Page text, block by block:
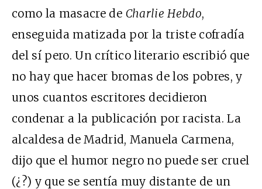
como la masacre de Charlie Hebdo,
enseguida matizada por la triste cofradía
del sí pero. Un crítico literario escribió que
no hay que hacer bromas de los pobres, y
unos cuantos escritores decidieron
condenar a la publicación por racista. La
alcaldesa de Madrid, Manuela Carmena,
dijo que el humor negro no puede ser cruel
(¿?) y que se sentía muy distante de un